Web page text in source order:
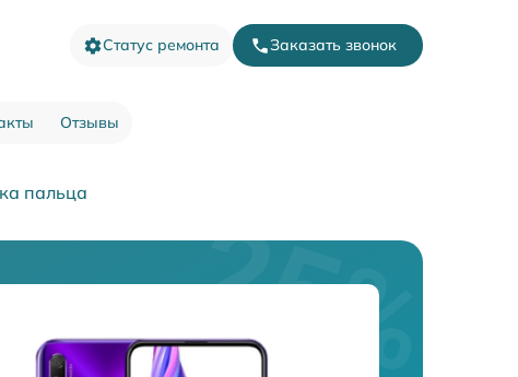
Статус ремонта Заказать звонок
Отзывы
пальца